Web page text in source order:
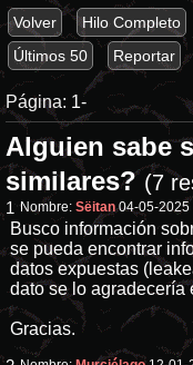
Volver Hilo Completo
Últimos 50
Reportar
Página: 1-
Alguien sabe
similares? (7
1 Nombre:Sëitan 04-05-2025
Busco información
se pueda encontrar
datos expuestas
dato se lo agradecería
Gracias.